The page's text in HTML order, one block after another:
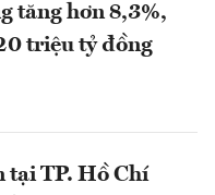
tăng hơn 8,3%,
triệu tỷ đồng
tại TP. Hồ Chí